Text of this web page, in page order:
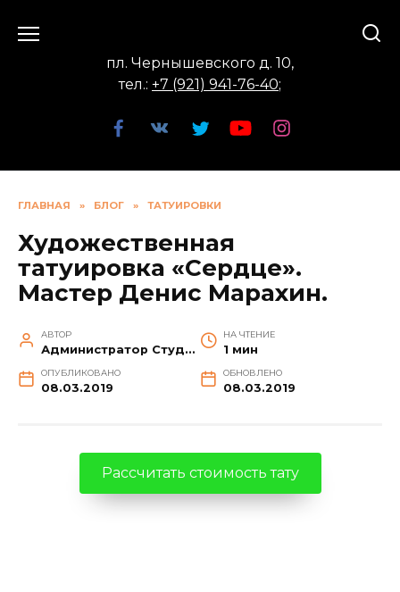
пл. Чернышевского д. 10,
тел.: +7 (921) 941-76-40;
ГЛАВНАЯ » БЛОГ » ТАТУИРОВКИ
Художественная
татуировка «Сердце».
Мастер Денис Марахин.
АВТОР
Администратор Студии
НА ЧТЕНИЕ
1 мин
ОПУБЛИКОВАНО
08.03.2019
ОБНОВЛЕНО
08.03.2019
Рассчитать стоимость тату